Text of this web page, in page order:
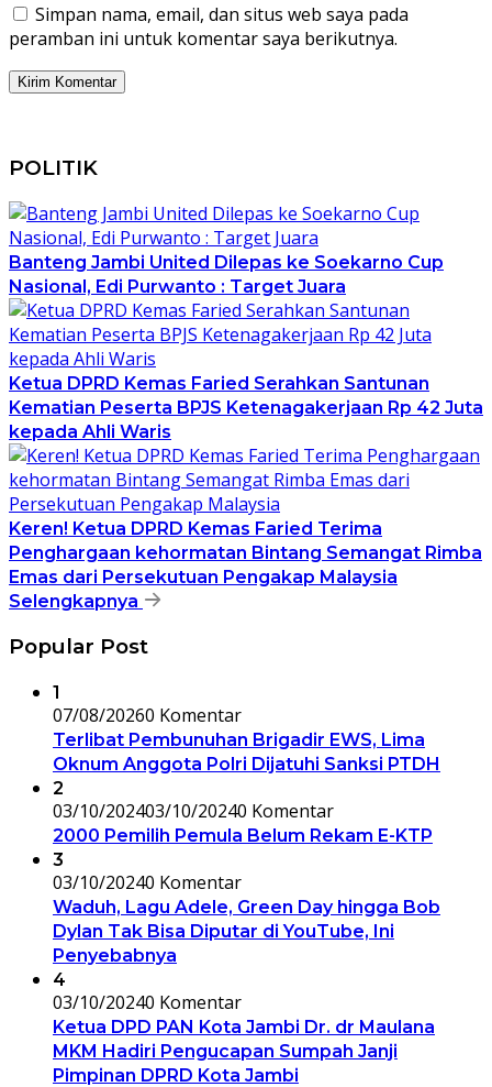
Simpan nama, email, dan situs web saya pada
peramban ini untuk komentar saya berikutnya.
POLITIK
Banteng Jambi United Dilepas ke Soekarno Cup
Nasional, Edi Purwanto : Target Juara
Ketua DPRD Kemas Faried Serahkan Santunan
Kematian Peserta BPJS Ketenagakerjaan Rp 42 Juta
kepada Ahli Waris
Keren! Ketua DPRD Kemas Faried Terima
Penghargaan kehormatan Bintang Semangat Rimba
Emas dari Persekutuan Pengakap Malaysia
Selengkapnya
Popular Post
1
07/08/20260 Komentar
Terlibat Pembunuhan Brigadir EWS, Lima
Oknum Anggota Polri Dijatuhi Sanksi PTDH
2
03/10/202403/10/20240 Komentar
2000 Pemilih Pemula Belum Rekam E-KTP
3
03/10/20240 Komentar
Waduh, Lagu Adele, Green Day hingga Bob
Dylan Tak Bisa Diputar di YouTube, Ini
Penyebabnya
4
03/10/20240 Komentar
Ketua DPD PAN Kota Jambi Dr. dr Maulana
MKM Hadiri Pengucapan Sumpah Janji
Pimpinan DPRD Kota Jambi